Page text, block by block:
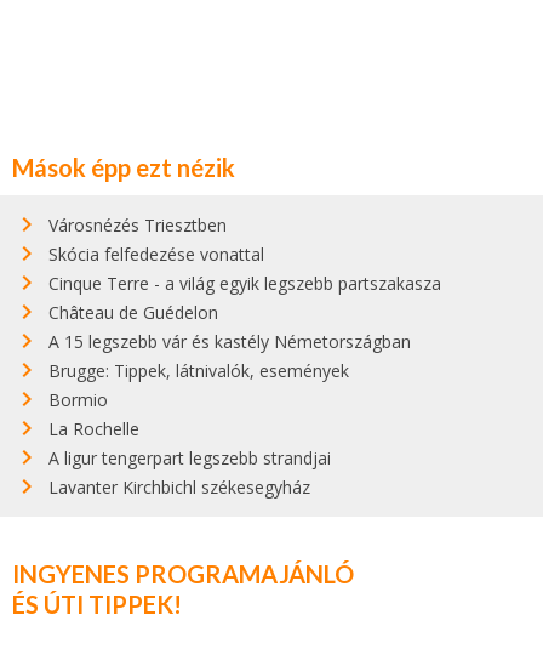
Mások épp ezt nézik
Városnézés Triesztben
Skócia felfedezése vonattal
Cinque Terre - a világ egyik legszebb partszakasza
Château de Guédelon
A 15 legszebb vár és kastély Németországban
Brugge: Tippek, látnivalók, események
Bormio
La Rochelle
A ligur tengerpart legszebb strandjai
Lavanter Kirchbichl székesegyház
INGYENES PROGRAMAJÁNLÓ
ÉS ÚTI TIPPEK!